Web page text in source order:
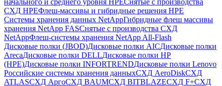
СХД HPEФлеш-массивы и гибридные решения HPE
Cистемы хранения данных NetAppГибридные флеш массивы
хранения NetApp FASСнятые с производства СХД
NetAppФлеш-системы хранения NetApp All-Flash
Дисковые полки (JBOD)Дисковые полки AICДисковые полки
ArecaДисковые полки DELLДисковые полки HP
(HPE)Дисковые полки INFORTRENDДисковые полки Lenovo
Российские системы хранения данныхСХД AeroDiskСХД
ATLASСХД AргоСХД BAUMСХД BITBLAZEСХД F+СХД